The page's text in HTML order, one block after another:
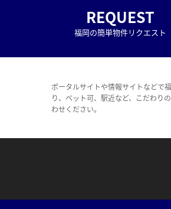
REQUEST
福岡の簡単物件リクエスト
ポータルサイトや情報サイトなどで
り、ペット可、駅近など、こだわり
わせください。